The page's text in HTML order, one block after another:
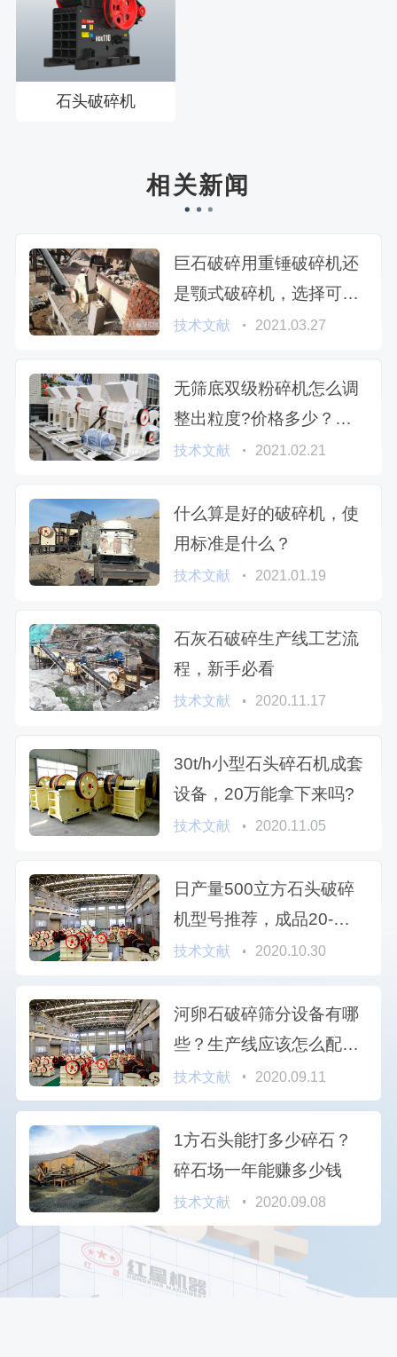
石头破碎机
相关新闻
巨石破碎用重锤破碎机还
是颚式破碎机，选择可不
简单
技术文献 2021.03.27
无筛底双级粉碎机怎么调
整出粒度?价格多少？附
详细参数及视频
技术文献 2021.02.21
什么算是好的破碎机，使
用标准是什么？
技术文献 2021.01.19
石灰石破碎生产线工艺流
程，新手必看
技术文献 2020.11.17
30t/h小型石头碎石机成套
设备，20万能拿下来吗?
技术文献 2020.11.05
日产量500立方石头破碎
机型号推荐，成品20-
200mm之间用哪种好
技术文献 2020.10.30
河卵石破碎筛分设备有哪
些？生产线应该怎么配
置？
技术文献 2020.09.11
1方石头能打多少碎石？
碎石场一年能赚多少钱
技术文献 2020.09.08